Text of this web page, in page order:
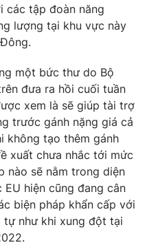
các tập đoàn năng
lượng tại khu vực này
một bức thư do Bộ
đưa ra hồi cuối tuần
xem là sẽ giúp tài trợ
trước gánh nặng giá cả
không tạo thêm gánh
xuất chưa nhắc tới mức
nào sẽ nằm trong diện
hiện cũng đang cân
biện pháp khẩn cấp với
như khi xung đột tại